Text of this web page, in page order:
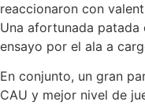
reaccionaron con
Una afortunada patada
ensayo por el ala a
En conjunto, un gran
CAU y mejor nivel de